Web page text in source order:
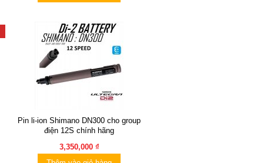
Pin li-ion Shimano DN300 cho group
điện 12S chính hãng
3,350,000 ₫